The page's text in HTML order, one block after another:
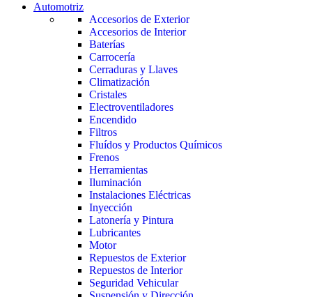
Automotriz
Accesorios de Exterior
Accesorios de Interior
Baterías
Carrocería
Cerraduras y Llaves
Climatización
Cristales
Electroventiladores
Encendido
Filtros
Fluídos y Productos Químicos
Frenos
Herramientas
Iluminación
Instalaciones Eléctricas
Inyección
Latonería y Pintura
Lubricantes
Motor
Repuestos de Exterior
Repuestos de Interior
Seguridad Vehicular